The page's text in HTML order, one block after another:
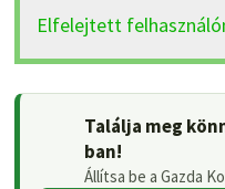
Elfelejtett
Találja meg
ban!
Állítsa be a Gazda